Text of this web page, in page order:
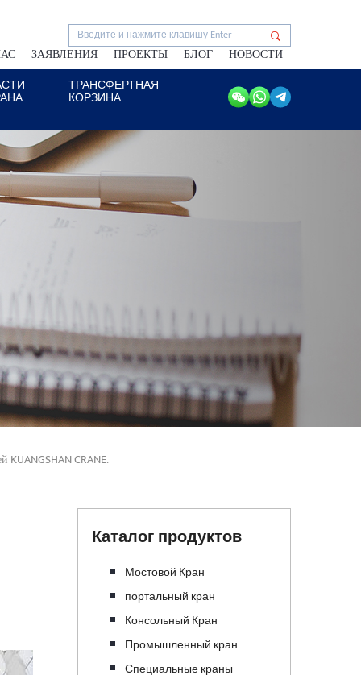
ЗАЯВЛЕНИЯ ПРОЕКТЫ БЛОГ
НОВОСТИ
ТРАНСФЕРТНАЯ
КОРЗИНА
CRANE.
Каталог продуктов
Мостовой Кран
портальный кран
Консольный Кран
Промышленный кран
Специальные краны